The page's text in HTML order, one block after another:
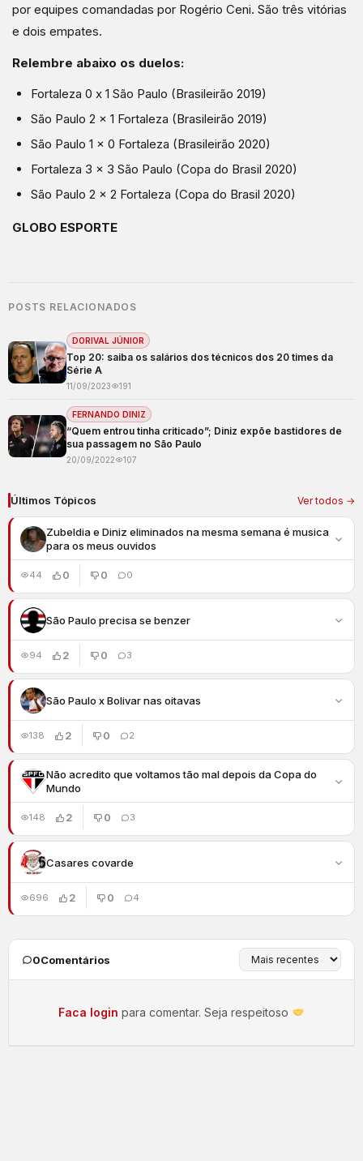
por equipes comandadas por Rogério Ceni. São três vitórias
e dois empates.
Relembre abaixo os duelos:
Fortaleza 0 x 1 São Paulo (Brasileirão 2019)
São Paulo 2 x 1 Fortaleza (Brasileirão 2019)
São Paulo 1 x 0 Fortaleza (Brasileirão 2020)
Fortaleza 3 x 3 São Paulo (Copa do Brasil 2020)
São Paulo 2 x 2 Fortaleza (Copa do Brasil 2020)
GLOBO ESPORTE
POSTS RELACIONADOS
DORIVAL JÚNIOR
Top 20: saiba os salários dos técnicos dos 20 times da
Série A
11/09/2023 191
FERNANDO DINIZ
“Quem entrou tinha criticado”; Diniz expõe bastidores de
sua passagem no São Paulo
20/09/2022 107
Últimos Tópicos Ver todos →
Zubeldia e Diniz eliminados na mesma semana é musica
para os meus ouvidos
44 0 0 0
São Paulo precisa se benzer
94 2 0 3
São Paulo x Bolivar nas oitavas
138 2 0 2
Não acredito que voltamos tão mal depois da Copa do
Mundo
148 2 0 3
Casares covarde
696 2 0 4
0Comentários
Faca login para comentar. Seja respeitoso